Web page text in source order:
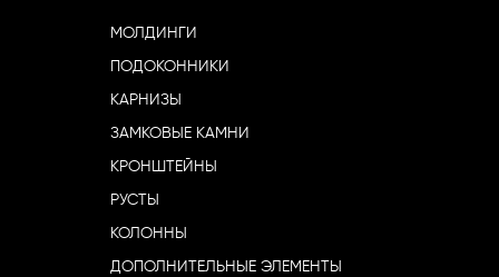
МОЛДИНГИ
ПОДОКОННИКИ
КАРНИЗЫ
ЗАМКОВЫЕ КАМНИ
КРОНШТЕЙНЫ
РУСТЫ
КОЛОННЫ
ДОПОЛНИТЕЛЬНЫЕ ЭЛЕМЕНТЫ